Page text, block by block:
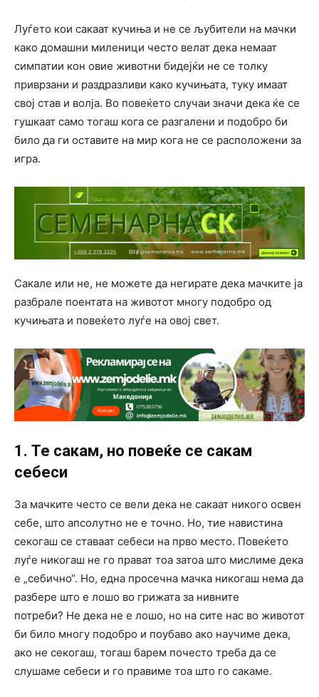
Луѓето кои сакаат кучиња и не се љубители на мачки
како домашни миленици често велат дека немаат
симпатии кон овие животни бидејќи не се толку
приврзани и раздразливи како кучињата, туку имаат
свој став и волја. Во повеќето случаи значи дека ќе се
гушкаат само тогаш кога се разгалени и подобро би
било да ги оставите на мир кога не се расположени за
игра.
Сакале или не, не можете да негирате дека мачките ја
разбрале поентата на животот многу подобро од
кучињата и повеќето луѓе на овој свет.
1. Те ​​сакам, но повеќе се сакам
себеси
За мачките често се вели дека не сакаат никого освен
себе, што апсолутно не е точно. Но, тие навистина
секогаш се ставаат себеси на прво место. Повеќето
луѓе никогаш не го прават тоа затоа што мислиме дека
е „себично“. Но, една просечна мачка никогаш нема да
разбере што е лошо во грижата за нивните
потреби? Не дека не е лошо, но на сите нас во животот
би било многу подобро и поубаво ако научиме дека,
ако не секогаш, тогаш барем почесто треба да се
слушаме себеси и го правиме тоа што го сакаме.